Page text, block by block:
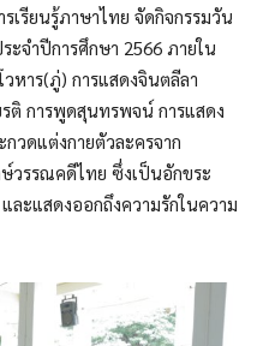
เรียนรู้ภาษาไทย จัดกิจกรรมวัน
จำปีการศึกษา 2566 ภายใน
หาร(ภู่) การแสดงจินตลีลา
ติ การพูดสุนทรพจน์ การแสดง
วดแต่งกายตัวละครจาก
วรรณคดีไทย ซึ่งเป็นอักขระ
ะแสดงออกถึงความรักในความ